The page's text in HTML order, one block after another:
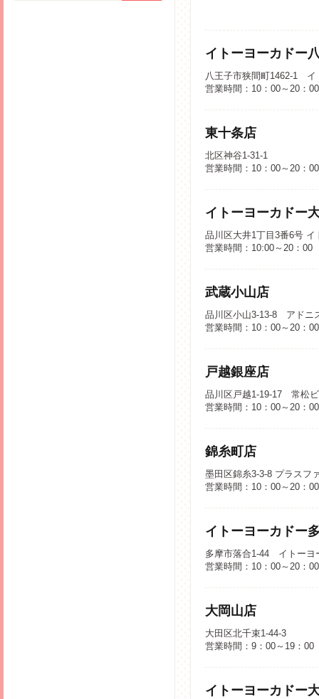
イトーヨーカドー
八王子市狭間町1462-1 イ
営業時間：10：00～20：
東十条店
北区神谷1-31-1
営業時間：10：00～20：
イトーヨーカドー
品川区大井1丁目3番6号
営業時間：10:00～20：
武蔵小山店
品川区小山3-13-8 アドニ
営業時間：10：00～20：
戸越銀座店
品川区戸越1-19-17 常松
営業時間：10：00～20：
錦糸町店
墨田区錦糸3-3-8 プラスフ
営業時間：10：00～20：
イトーヨーカドー
多摩市落合1-44 イトーヨ
営業時間：10：00～20：
大岡山店
大田区北千束1-44-3
営業時間：9：00～19：00
イトーヨーカドー